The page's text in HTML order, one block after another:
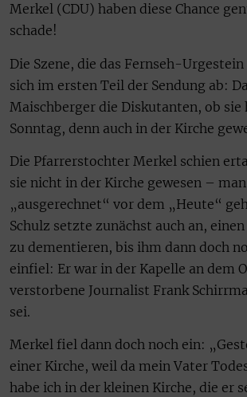
Merkel (CDU) haben diese Chance
schade!
Die Szene, die das Fernseh-
sich im ersten Teil der Sendung ab:
Maischberger die Diskutanten, ob sie
Sonntag, denn auch in der Kirche
Die Pfarrerstochter Merkel schien
sie nicht in der Kirche gewesen –
„ausgerechnet“ vor dem „Heute“
Schulz setzte zunächst auch an,
zu dementieren, bis ihm dann doch
einfiel: Er war in der Kapelle an dem
verstorbene Journalist Frank
sei.
Merkel fiel dann doch noch ein:
einer Kirche, weil da mein Vater
habe ich in der kleinen Kirche, die er